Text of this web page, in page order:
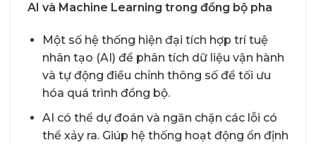
AI và Machine Learning trong đồng bộ pha
Một số hệ thống hiện đại tích hợp trí tuệ
nhân tạo (AI) để phân tích dữ liệu vận hành
và tự động điều chỉnh thông số để tối ưu
hóa quá trình đồng bộ.
AI có thể dự đoán và ngăn chặn các lỗi có
thể xảy ra. Giúp hệ thống hoạt động ổn định